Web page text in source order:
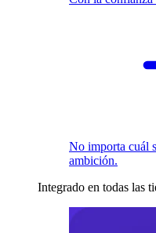
No importa cuál
ambición.
Integrado en todas las